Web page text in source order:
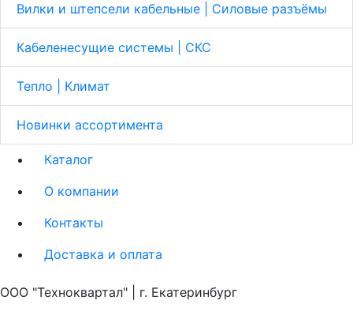
Вилки и штепсели кабельные | Cиловые разъёмы
Кабеленесущие системы | СКС
Тепло | Климат
Новинки ассортимента
Каталог
О компании
Контакты
Доставка и оплата
ООО "Техноквартал" | г. Екатеринбург